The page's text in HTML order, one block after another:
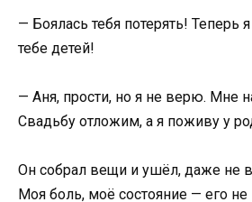
— Боялась тебя потерять! Теперь
тебе детей!
— Аня, прости, но я не верю. Мне
Свадьбу отложим, а я поживу у
Он собрал вещи и ушёл, даже не
Моя боль, моё состояние — его